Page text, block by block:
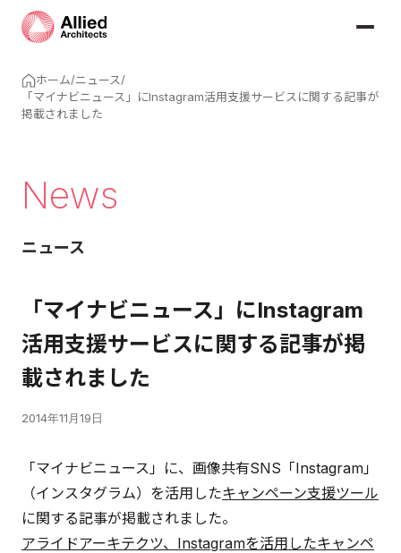
ホーム/ニュース/
「マイナビニュース」にInstagram活用支援サービスに関する記事が
掲載されました
News
ニュース
「マイナビニュース」にInstagram
活用支援サービスに関する記事が掲
載されました
2014年11月19日
「マイナビニュース」に、画像共有SNS「Instagram」
（インスタグラム）を活用したキャンペーン支援ツール
に関する記事が掲載されました。
アライドアーキテクツ、Instagramを活用したキャンペ